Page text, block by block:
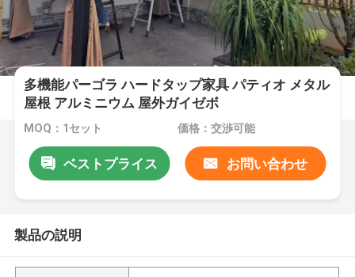
多機能パーゴラ ハードタップ家具 パティオ メタル
屋根 アルミニウム 屋外ガイゼボ
MOQ：1セット 価格：交渉可能
ベストプライス お問い合わせ
製品の説明